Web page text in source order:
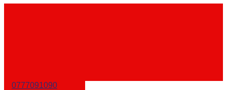
0777091090